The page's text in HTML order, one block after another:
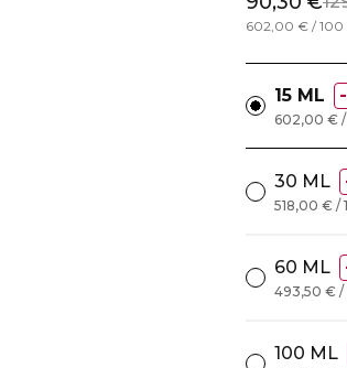
602,00 € / 100
15 ML
602,00 € /
30 ML
518,00 € /
60 ML
493,50 € /
100 ML